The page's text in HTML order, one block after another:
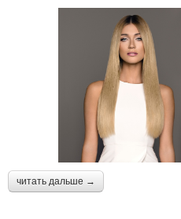
читать дальше →